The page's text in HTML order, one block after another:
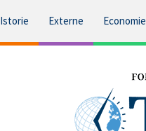
Istorie Externe Economie